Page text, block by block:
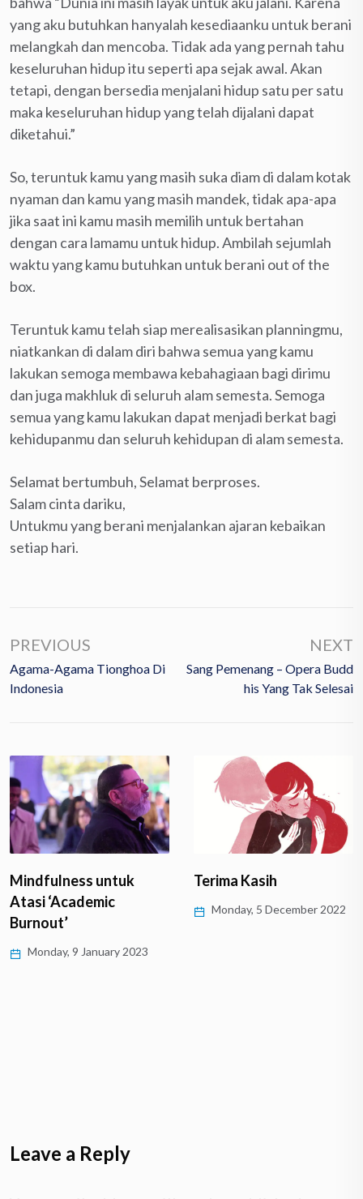
yang aku butuhkan hanyalah kesediaanku untuk berani
melangkah dan mencoba. Tidak ada yang pernah tahu
keseluruhan hidup itu seperti apa sejak awal. Akan
tetapi, dengan bersedia menjalani hidup satu per satu
maka keseluruhan hidup yang telah dijalani dapat
diketahui.”
So, teruntuk kamu yang masih suka diam di dalam kotak
nyaman dan kamu yang masih mandek, tidak apa-apa
jika saat ini kamu masih memilih untuk bertahan
dengan cara lamamu untuk hidup. Ambilah sejumlah
waktu yang kamu butuhkan untuk berani out of the
box.
Teruntuk kamu telah siap merealisasikan planningmu,
niatkankan di dalam diri bahwa semua yang kamu
lakukan semoga membawa kebahagiaan bagi dirimu
dan juga makhluk di seluruh alam semesta. Semoga
semua yang kamu lakukan dapat menjadi berkat bagi
kehidupanmu dan seluruh kehidupan di alam semesta.
Selamat bertumbuh, Selamat berproses.
Salam cinta dariku,
Untukmu yang berani menjalankan ajaran kebaikan
setiap hari.
PREVIOUS
Agama-Agama Tionghoa Di
Indonesia
NEXT
Sang Pemenang – Opera Budd
His Yang Tak Selesai
2023
Terima Kasih
Monday, 5 December 2022
Menikmati
dengan
Leave a Reply